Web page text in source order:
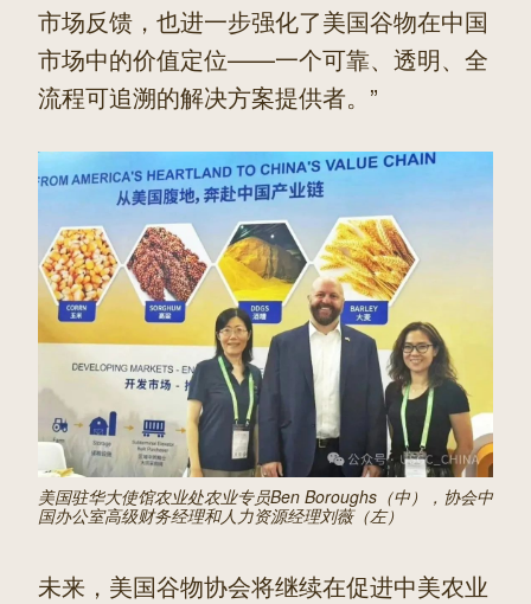
市场反馈，也进一步强化了美国谷物在中国
市场中的价值定位——一个可靠、透明、全
流程可追溯的解决方案提供者。”
美国驻华大使馆农业处农业专员Ben Boroughs（中），协会中
国办公室高级财务经理和人力资源经理刘薇（左）
未来，美国谷物协会将继续在促进中美农业